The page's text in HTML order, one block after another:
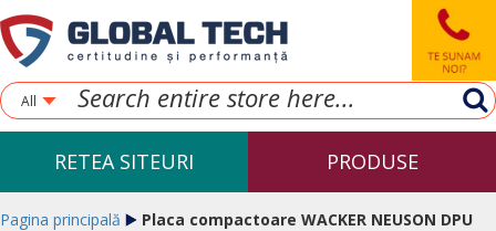
All
RETEA SITEURI PRODUSE
Pagina principală Placa compactoare WACKER NEUSON DPU